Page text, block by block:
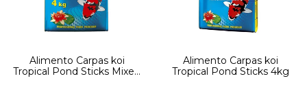
Alimento Carpas koi
Tropical Pond Sticks Mixed
Alimento Carpas koi
Tropical Pond Sticks 4kg